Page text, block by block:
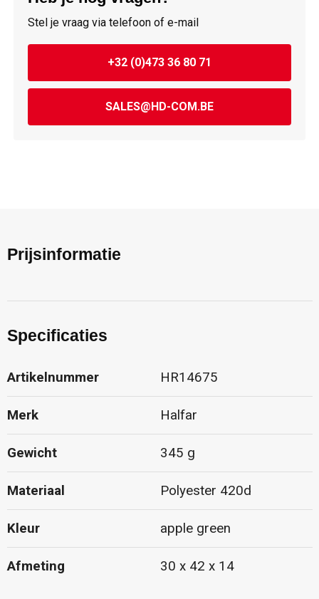
Stel je vraag via telefoon of e-mail
+32 (0)473 36 80 71
SALES@HD-COM.BE
Prijsinformatie
Specificaties
Artikelnummer HR14675
Merk Halfar
Gewicht 345 g
Materiaal Polyester 420d
Kleur apple green
Afmeting 30 x 42 x 14